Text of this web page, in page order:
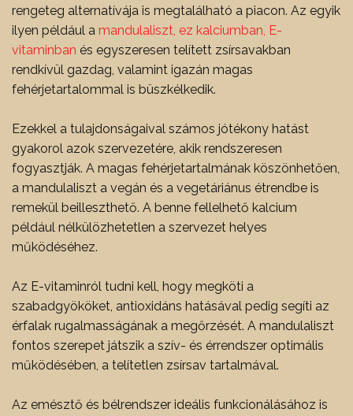
rengeteg alternatívája is megtalálható a piacon. Az egyik
ilyen például a mandulaliszt, ez kalciumban, E-
vitaminban és egyszeresen telített zsírsavakban
rendkívül gazdag, valamint igazán magas
fehérjetartalommal is büszkélkedik.
Ezekkel a tulajdonságaival számos jótékony hatást
gyakorol azok szervezetére, akik rendszeresen
fogyasztják. A magas fehérjetartalmának köszönhetően,
a mandulaliszt a vegán és a vegetáriánus étrendbe is
remekül beilleszthető. A benne fellelhető kalcium
például nélkülözhetetlen a szervezet helyes
működéséhez.
Az E-vitaminról tudni kell, hogy megköti a
szabadgyököket, antioxidáns hatásával pedig segíti az
érfalak rugalmasságának a megőrzését. A mandulaliszt
fontos szerepet játszik a szív- és érrendszer optimális
működésében, a telítetlen zsírsav tartalmával.
Az emésztő és bélrendszer ideális funkcionálásához is